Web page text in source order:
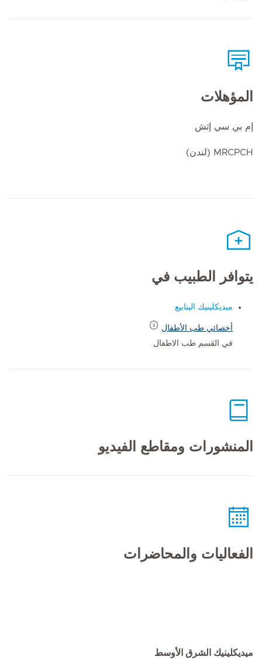
المؤهلات
إم بي سي إتش
MRCPCH (لندن)
يتوافر الطبيب في
ميديكلينيك الينابيع
أخصائي طب الأطفال
في القسم طب الاطفال
المنشورات ومقاطع الفيديو
الفعاليات والمحاضرات
ميديكلينيك الشرق الأوسط